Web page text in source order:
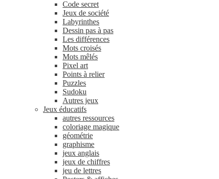
Code secret
Jeux de société
Labyrinthes
Dessin pas à pas
Les différences
Mots croisés
Mots mêlés
Pixel art
Points à relier
Puzzles
Sudoku
Autres jeux
Jeux éducatifs
autres ressources
coloriage magique
géométrie
graphisme
jeux anglais
jeux de chiffres
jeu de lettres